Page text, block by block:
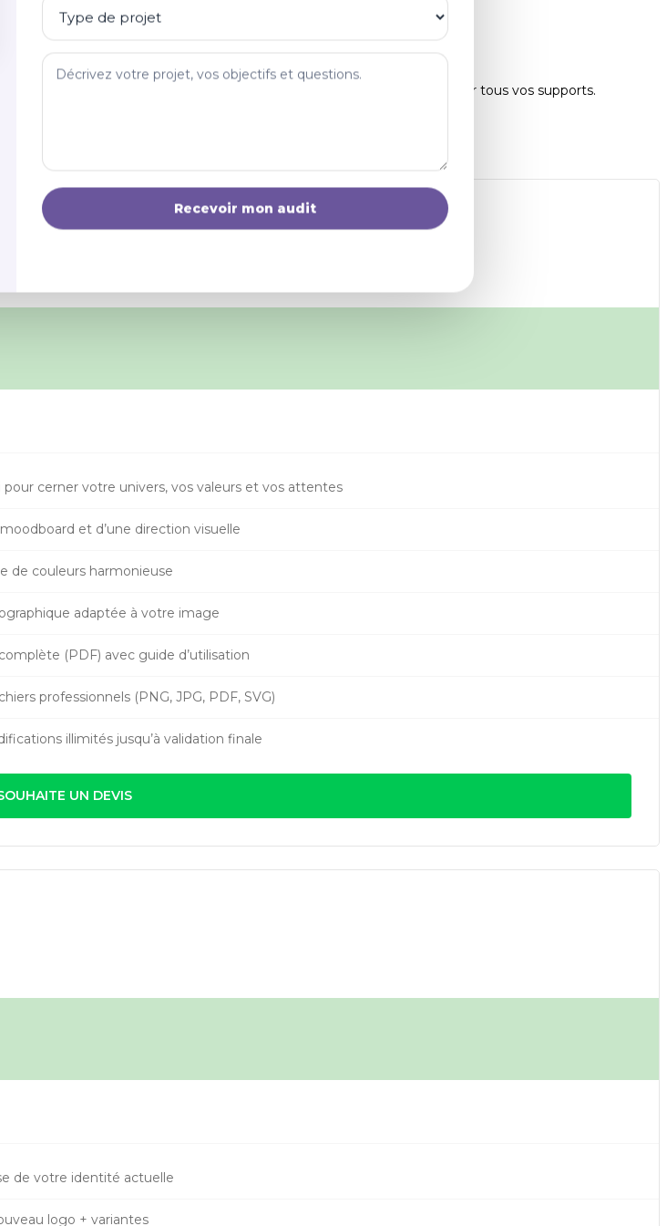
d’un mini guide d’utilisation pour garantir une image cohérente sur tous vos supports.
cerner votre univers, vos valeurs et vos attentes
et d’une direction visuelle
de couleurs harmonieuse
adaptée à votre image
(PDF) avec guide d’utilisation
professionnels (PNG, JPG, PDF, SVG)
illimités jusqu’à validation finale
UN DEVIS
de votre identité actuelle
logo + variantes
Recevoir mon audit